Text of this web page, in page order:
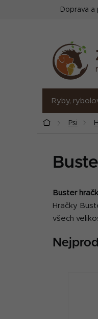
Doprava a
Ryby,
DomůPsi
Buster
Hračky
všech